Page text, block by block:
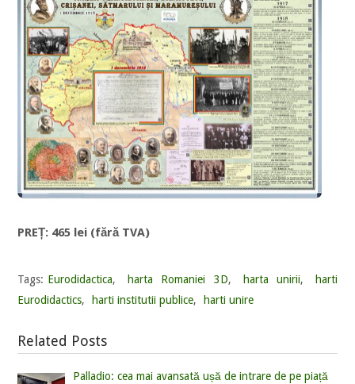
PREȚ: 465 lei (fără TVA)
Tags: Eurodidactica, harta Romaniei 3D, harta unirii,
harti
Eurodidactics, harti institutii publice, harti unire
Related Posts
Palladio: cea mai avansată ușă de intrare de pe piață